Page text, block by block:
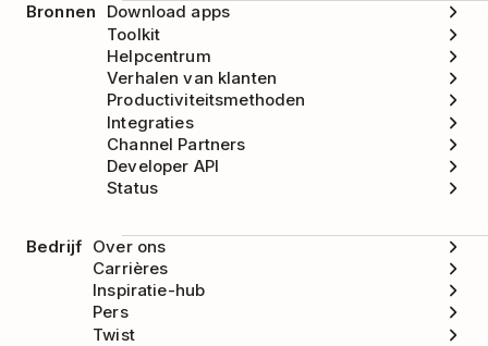
Bronnen
Download apps
Toolkit
Helpcentrum
Verhalen van klanten
Productiviteitsmethoden
Integraties
Channel Partners
Developer API
Status
Bedrijf Over ons
Carrières
Inspiratie-hub
Pers
Twist